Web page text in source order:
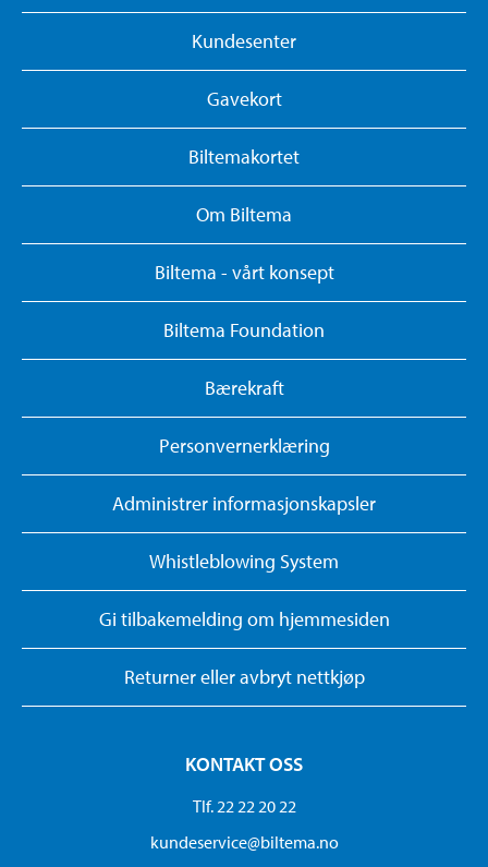
Kundesenter
Gavekort
Biltemakortet
Om Biltema
Biltema - vårt konsept
Biltema Foundation
Bærekraft
Personvernerklæring
Administrer informasjonskapsler
Whistleblowing System
Gi tilbakemelding om hjemmesiden
Returner eller avbryt nettkjøp
KONTAKT OSS
Tlf. 22 22 20 22
kundeservice@biltema.no